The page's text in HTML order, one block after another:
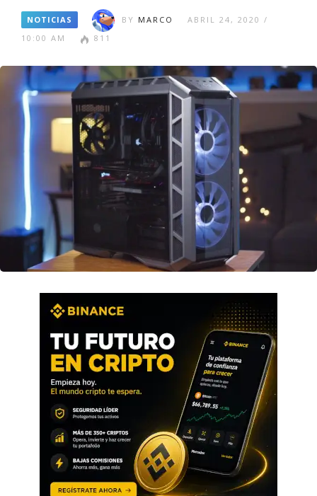
NOTICIAS BY MARCO
ABRIL 24, 2020 /
10:00 AM
811